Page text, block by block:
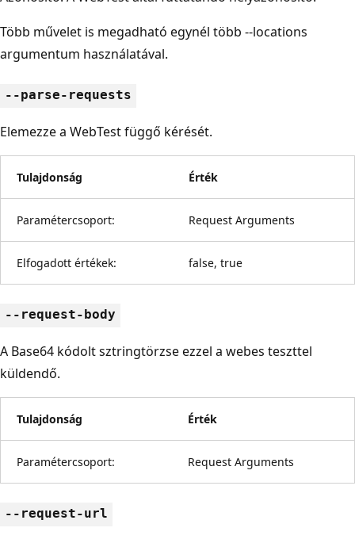
Több művelet is megadható egynél több --locations
argumentum használatával.
--parse-requests
Elemezze a WebTest függő kérését.
Tulajdonság Érték
Paramétercsoport: Request Arguments
Elfogadott értékek: false, true
--request-body
A Base64 kódolt sztringtörzse ezzel a webes teszttel
küldendő.
Tulajdonság Érték
Paramétercsoport: Request Arguments
--request-url